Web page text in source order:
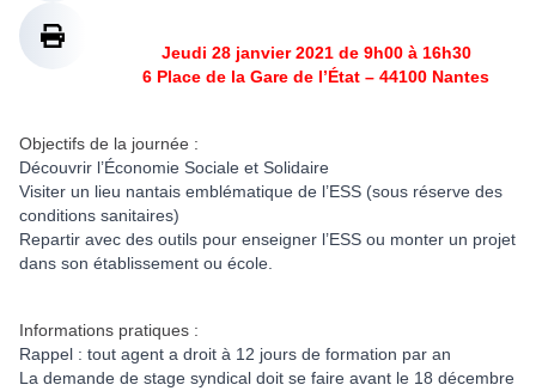
Jeudi 28 janvier 2021 de 9h00 à 16h30
6 Place de la Gare de l’État – 44100 Nantes
Objectifs de la journée :
Découvrir l’Économie Sociale et Solidaire
Visiter un lieu nantais emblématique de l’ESS (sous réserve des
conditions sanitaires)
Repartir avec des outils pour enseigner l’ESS ou monter un projet
dans son établissement ou école.
Informations pratiques :
Rappel : tout agent a droit à 12 jours de formation par an
La demande de stage syndical doit se faire avant le 18 décembre